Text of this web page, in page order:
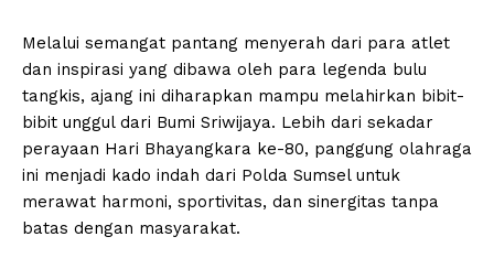
Melalui semangat pantang menyerah dari para atlet
dan inspirasi yang dibawa oleh para legenda bulu
tangkis, ajang ini diharapkan mampu melahirkan bibit-
bibit unggul dari Bumi Sriwijaya. Lebih dari sekadar
perayaan Hari Bhayangkara ke-80, panggung olahraga
ini menjadi kado indah dari Polda Sumsel untuk
merawat harmoni, sportivitas, dan sinergitas tanpa
batas dengan masyarakat.